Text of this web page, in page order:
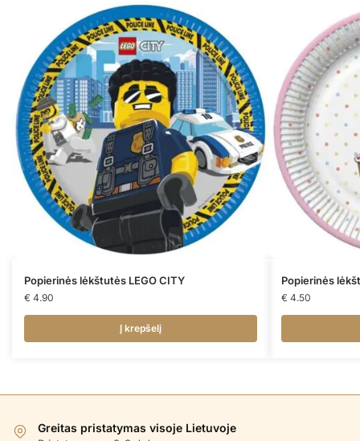
Popierinės lėkštutės LEGO CITY
€ 4.90
Į krepšelį
Popierinės
€ 4.50
Greitas pristatymas visoje Lietuvoje